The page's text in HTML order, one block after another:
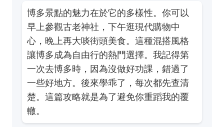
博多景點的魅力在於它的多樣性。你可以
早上參觀古老神社，下午逛現代購物中
心，晚上再大啖街頭美食。這種混搭風格
讓博多成為自由行的熱門選擇。我記得第
一次去博多時，因為沒做好功課，錯過了
一些好地方。後來學乖了，每次都先查清
楚。這篇攻略就是為了避免你重蹈我的覆
轍。